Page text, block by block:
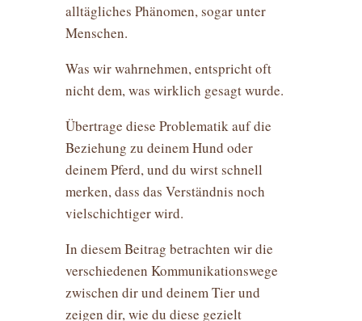
alltägliches Phänomen, sogar unter
Menschen.
Was wir wahrnehmen, entspricht oft
nicht dem, was wirklich gesagt wurde.
Übertrage diese Problematik auf die
Beziehung zu deinem Hund oder
deinem Pferd, und du wirst schnell
merken, dass das Verständnis noch
vielschichtiger wird.
In diesem Beitrag betrachten wir die
verschiedenen Kommunikationswege
zwischen dir und deinem Tier und
zeigen dir, wie du diese gezielt